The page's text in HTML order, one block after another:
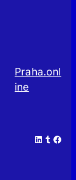
Praha.onl
ine
LinkedIn Tumblr Facebook